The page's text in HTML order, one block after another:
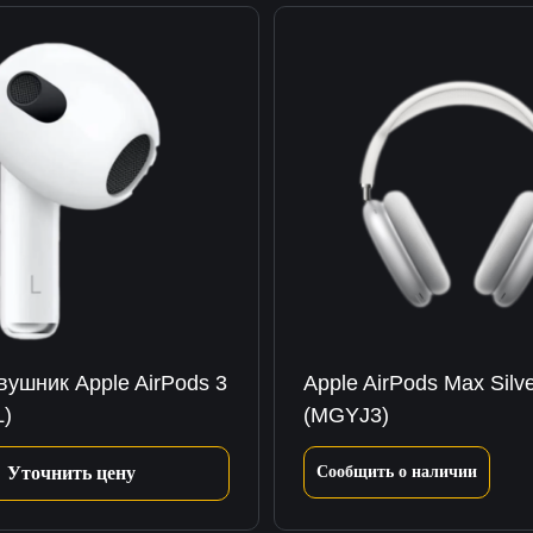
Apple AirPods 3
Уточнить цену
Apple AirPods Max
(MGYJ3)
Сообщить о наличии